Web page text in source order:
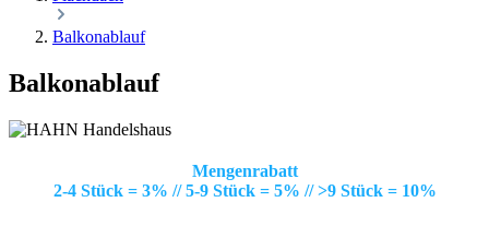
Balkonablauf
Balkonablauf
Mengenrabatt
2-4 Stück = 3% // 5-9 Stück = 5% // >9 Stück = 10%